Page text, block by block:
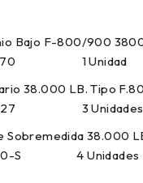
Bajo F-800/900
1 Unidad
38.000 LB. Tipo
Unidades
Sobremedida 38.000
S 4 Unidades